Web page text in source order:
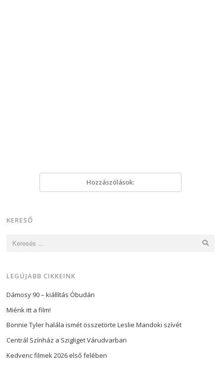
Hozzászólások:
KERESŐ
LEGÚJABB CIKKEINK
Dámosy 90 – kiállítás Óbudán
Miénk itt a film!
Bonnie Tyler halála ismét összetörte Leslie Mandoki szívét
Centrál Színház a Szigliget Várudvarban
Kedvenc filmek 2026 első felében